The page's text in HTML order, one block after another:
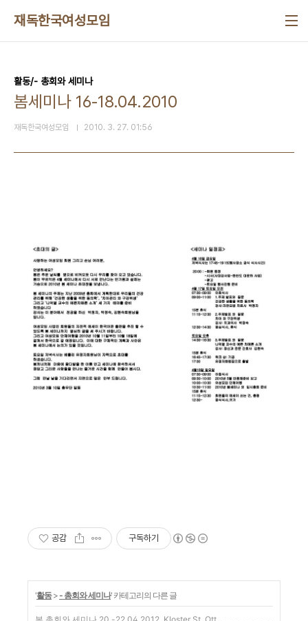
재독한국여성모임
활동/- 총회와 세미나
봄세미나 16-18.04.2010
재독한국여성모임 2010. 3. 27. 01:56
공감 구독하기
'활동>- 총회와 세미나' 카테고리의 다른 글